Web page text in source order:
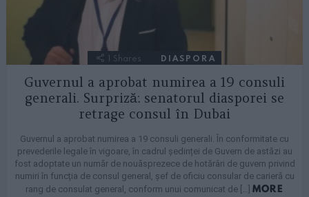
1 Shares DIASPORA
Guvernul a aprobat numirea a 19 consuli
generali. Surpriză: senatorul diasporei se
retrage consul în Dubai
Guvernul a aprobat numirea a 19 consuli generali. În conformitate cu
prevederile legale în vigoare, în cadrul ședinței de Guvern de astăzi au
fost adoptate un număr de nouăsprezece de hotărâri de guvern privind
numiri în funcția de consul general, șef de oficiu consular de carieră cu
rang de consulat general, conform unui comunicat de […] MORE